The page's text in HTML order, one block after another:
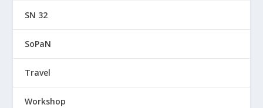
SN 32
SoPaN
Travel
Workshop